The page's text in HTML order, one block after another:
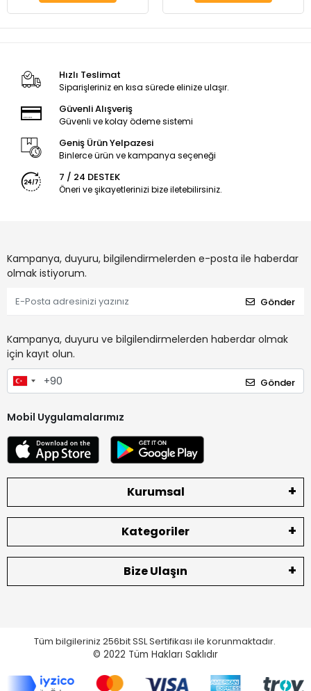
Hızlı Teslimat
Siparişleriniz en kısa sürede elinize ulaşır.
Güvenli Alışveriş
Güvenli ve kolay ödeme sistemi
Geniş Ürün Yelpazesi
Binlerce ürün ve kampanya seçeneği
7 / 24 DESTEK
Öneri ve şikayetlerinizi bize iletebilirsiniz.
Kampanya, duyuru, bilgilendirmelerden e-posta ile haberdar
olmak istiyorum.
Gönder
Kampanya, duyuru ve bilgilendirmelerden haberdar olmak
için kayıt olun.
Gönder
Mobil Uygulamalarımız
Kurumsal
Kategoriler
Bize Ulaşın
Tüm bilgileriniz 256bit SSL Sertifikası ile korunmaktadır.
© 2022 Tüm Hakları Saklıdır